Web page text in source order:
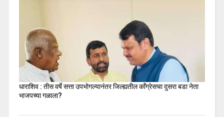
धाराशिव : तीस वर्षे सत्ता उपभोगल्यानंतर जिल्ह्यतील कॉंग्रेसचा दुसरा बडा नेता
भाजपच्या गळाला?